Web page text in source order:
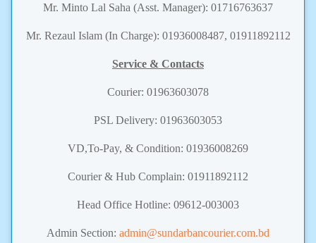
Mr. Minto Lal Saha (Asst. Manager): 01716763637
Mr. Rezaul Islam (In Charge): 01936008487, 01911892112
Service & Contacts
Courier: 01963603078
PSL Delivery: 01963603053
VD,To-Pay, & Condition: 01936008269
Courier & Hub Complain: 01911892112
Head Office Hotline: 09612-003003
Admin Section: admin@sundarbancourier.com.bd